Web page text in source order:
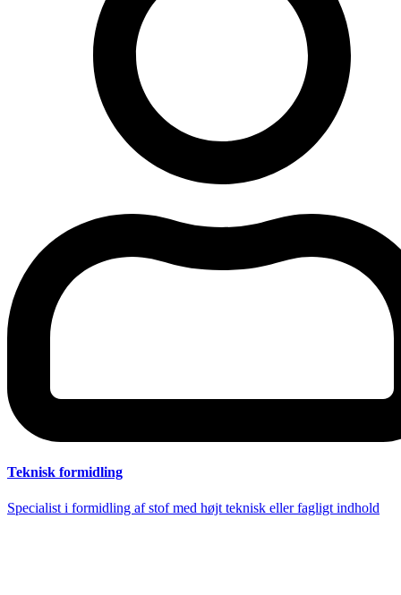
Teknisk formidling
Specialist i formidling af stof med højt teknisk eller fagligt indhold